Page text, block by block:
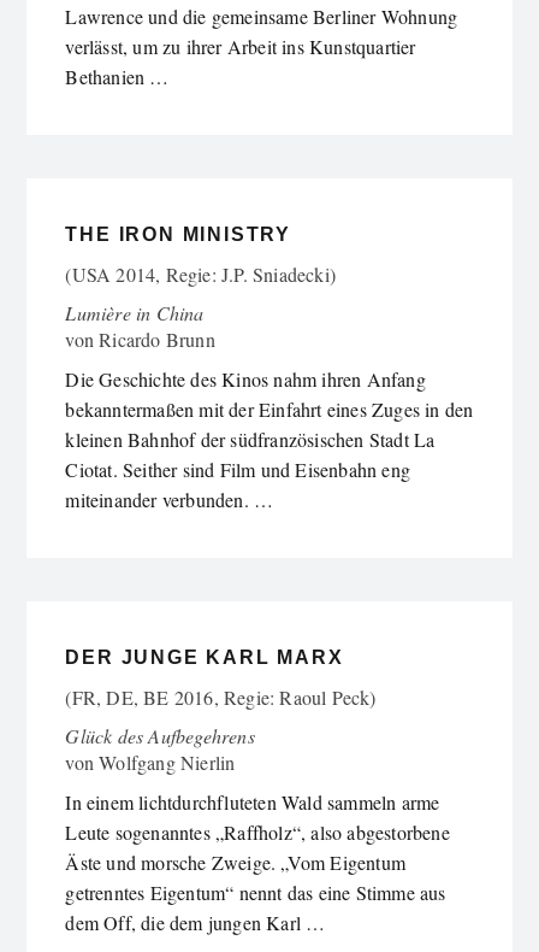
Lawrence und die gemeinsame Berliner Wohnung
verlässt, um zu ihrer Arbeit ins Kunstquartier
Bethanien …
THE IRON MINISTRY
(USA 2014, Regie: J.P. Sniadecki)
Lumière in China
vonRicardo Brunn
Die Geschichte des Kinos nahm ihren Anfang
bekanntermaßen mit der Einfahrt eines Zuges in den
kleinen Bahnhof der südfranzösischen Stadt La
Ciotat. Seither sind Film und Eisenbahn eng
miteinander verbunden. …
DER JUNGE KARL MARX
(FR, DE, BE 2016, Regie: Raoul Peck)
Glück des Aufbegehrens
vonWolfgang Nierlin
In einem lichtdurchfluteten Wald sammeln arme
Leute sogenanntes „Raffholz“, also abgestorbene
Äste und morsche Zweige. „Vom Eigentum
getrenntes Eigentum“ nennt das eine Stimme aus
dem Off, die dem jungen Karl …